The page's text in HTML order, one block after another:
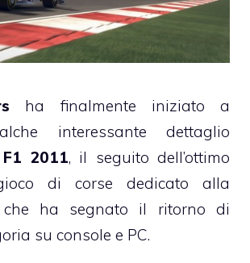
ha finalmente iniziato a
interessante dettaglio
F1 2011, il seguito dell’ottimo
di corse dedicato alla
ha segnato il ritorno di
su console e PC.